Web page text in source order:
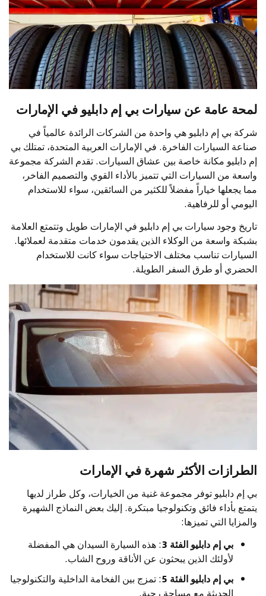
لمحة عامة عن سيارات بي إم دابليو في الإمارات
شركة بي إم دابليو هي واحدة من الشركات الرائدة عالمياً في
صناعة السيارات الفاخرة. في الإمارات العربية المتحدة، تمتلك بي
إم دابليو مكانة خاصة بين عشاق السيارات. تقدم الشركة مجموعة
واسعة من السيارات التي تتميز بالأداء القوي والتصميم الفاخر،
مما يجعلها خياراً مفضلاً للكثير من السائقين، سواء للاستخدام
اليومي أو للرفاهية.
تاريخ وجود سيارات بي إم دابليو في الإمارات طويل وتتمتع العلامة
بشبكة واسعة من الوكلاء الذين يقدمون خدمات متقدمة لعملائها.
السيارات تناسب مختلف الاحتياجات سواء كانت للاستخدام
الحضري أو طرق السفر الطويلة.
الطرازات الأكثر شهرة في الإمارات
بي إم دابليو توفر مجموعة غنية من الخيارات، وكل طراز لديها
يتمتع بأداء فائق وتكنولوجيا مبتكرة. إليك بعض النماذج الشهيرة
والمزايا التي تميزها:
بي إم دابليو الفئة 3
: هذه السيارة السيدان هي المفضلة
لأولئك الذين يبحثون عن الأناقة وروح الشاب.
بي إم دابليو الفئة 5
: تمزج بين الفخامة الداخلية والتكنولوجيا
الحديثة مع مساحة رحبة.